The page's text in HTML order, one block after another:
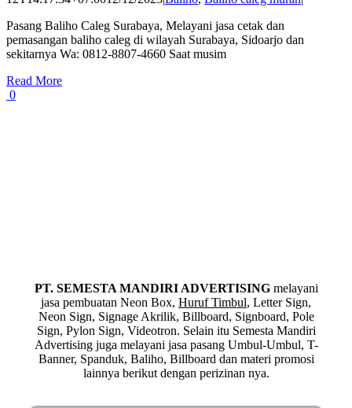
Pasang Baliho Caleg Surabaya, Melayani jasa cetak dan
pemasangan baliho caleg di wilayah Surabaya, Sidoarjo dan
sekitarnya Wa: 0812-8807-4660 Saat musim
Read More
0
PT. SEMESTA MANDIRI ADVERTISINGmelayani
jasa pembuatan Neon Box, Huruf Timbul, Letter Sign,
Neon Sign, Signage Akrilik, Billboard, Signboard, Pole
Sign, Pylon Sign, Videotron. Selain itu Semesta Mandiri
Advertising juga melayani jasa pasang Umbul-Umbul, T-
Banner, Spanduk, Baliho, Billboard dan materi promosi
lainnya berikut dengan perizinan nya.